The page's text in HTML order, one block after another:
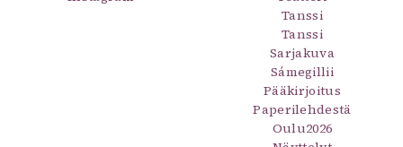
Tanssi
Tanssi
Sarjakuva
Sámegillii
Pääkirjoitus
Paperilehdestä
Oulu2026